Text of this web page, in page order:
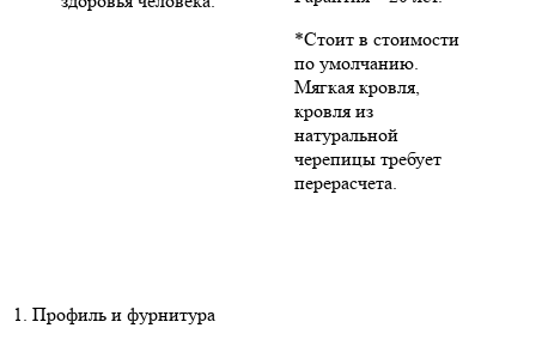
*Стоит в стоимости
по умолчанию.
Мягкая кровля,
кровля из
натуральной
черепицы требует
перерасчета.
1. Профиль и фурнитура